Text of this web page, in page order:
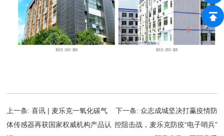
上一条:喜讯 | 麦乐克一氧化碳气
体传感器再获国家权威机构产品认
下一条: 众志成城坚决打赢疫情防
控阻击战，麦乐克防疫“电子哨兵”